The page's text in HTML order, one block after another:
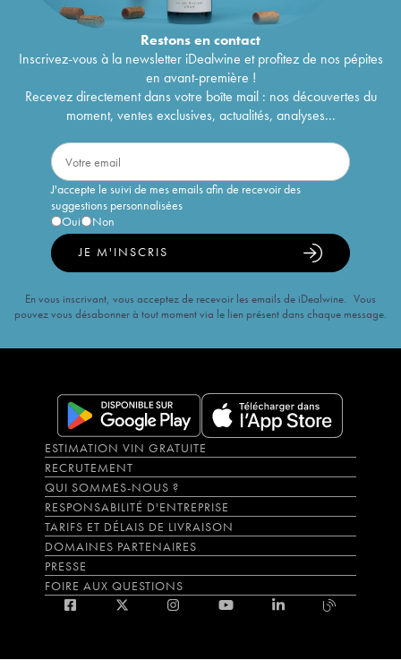
Restons encontact
Inscrivez-vous à la newsletter iDealwine et profitez de nos pépites
en avant-première !
Recevez directement dans votre boîte mail : nos découvertes du
moment, ventes exclusives, actualités, analyses...
J'accepte le suivi de mes emails afin de recevoir des
suggestions personnalisées
Oui
Non
JE M'INSCRIS
En vous inscrivant, vous acceptez de recevoir les emails de iDealwine. Vous
pouvez vous désabonner à tout moment via le lien présent dans chaque message.
ESTIMATION VIN GRATUITE
RECRUTEMENT
QUI SOMMES-NOUS ?
RESPONSABILITÉ D'ENTREPRISE
TARIFS ET DÉLAIS DE LIVRAISON
DOMAINES PARTENAIRES
PRESSE
FOIRE AUX QUESTIONS